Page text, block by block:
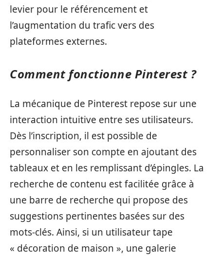
levier pour le référencement et
l’augmentation du trafic vers des
plateformes externes.
Comment fonctionne Pinterest ?
La mécanique de Pinterest repose sur une
interaction intuitive entre ses utilisateurs.
Dès l’inscription, il est possible de
personnaliser son compte en ajoutant des
tableaux et en les remplissant d’épingles. La
recherche de contenu est facilitée grâce à
une barre de recherche qui propose des
suggestions pertinentes basées sur des
mots-clés. Ainsi, si un utilisateur tape
« décoration de maison », une galerie